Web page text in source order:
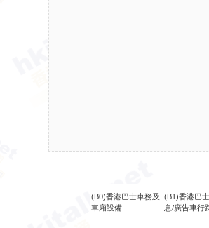
(B0)香港巴士車務及
車廂設備
(B1)香港巴
息/廣告車行